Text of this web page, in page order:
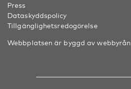
Press
Dataskyddspolicy
Tillgänglighetsredogörelse
Webbplatsen är byggd av webbyrån